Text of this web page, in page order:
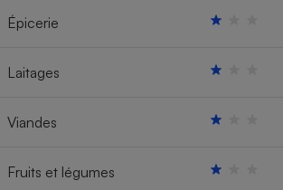
Épicerie
Laitages
Viandes
Fruits et légumes